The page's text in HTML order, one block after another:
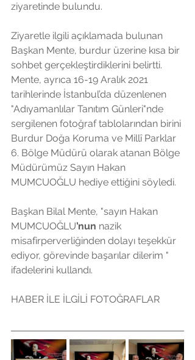
ziyaretinde bulundu.
Ziyaretle ilgili açıklamada bulunan
Başkan Mente, burdur üzerine kısa bir
sohbet gerçekleştirdiklerini belirtti.
Mente, ayrıca 16-19 Aralık 2021
tarihlerinde İstanbul’da düzenlenen
"Adıyamanlılar Tanıtım Günleri"nde
sergilenen fotoğraf tablolarından birini
Burdur Doğa Koruma ve Millî Parklar
6. Bölge Müdürü olarak atanan Bölge
Müdürümüz Sayın Hakan
MUMCUOĞLU hediye ettiğini söyledi.
Başkan Bilal Mente, "sayın Hakan
MUMCUOĞLU’nun nazik
misafirperverliğinden dolayı teşekkür
ediyor, görevinde başarılar dilerim "
ifadelerini kullandı.
HABER İLE İLGİLİ FOTOĞRAFLAR